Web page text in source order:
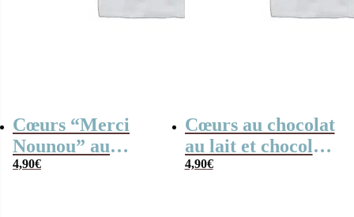
Cœurs “Merci
Nounou” au
chocolat au lait x4
4,90€
Cœurs au chocolat
au lait et chocolat
noir praliné x8
4,90€